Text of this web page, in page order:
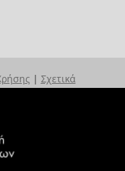
| Σχετικά